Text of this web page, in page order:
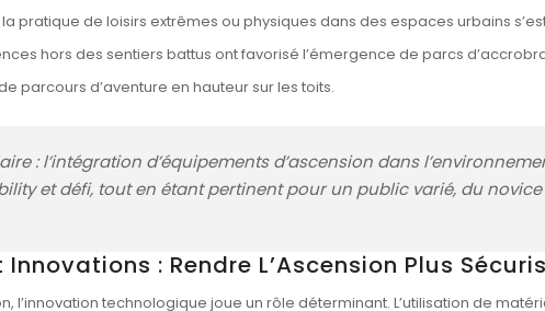
pratique de loisirs extrêmes ou physiques dans des espaces urbains
hors des sentiers battus ont favorisé l’émergence de parcs
parcours d’aventure en hauteur sur les toits.
: l’intégration d’équipements d’ascension dans
et défi, tout en étant pertinent pour un public varié, du
: Rendre L’Ascension Plus
l’innovation technologique joue un rôle déterminant. L’utilisation de